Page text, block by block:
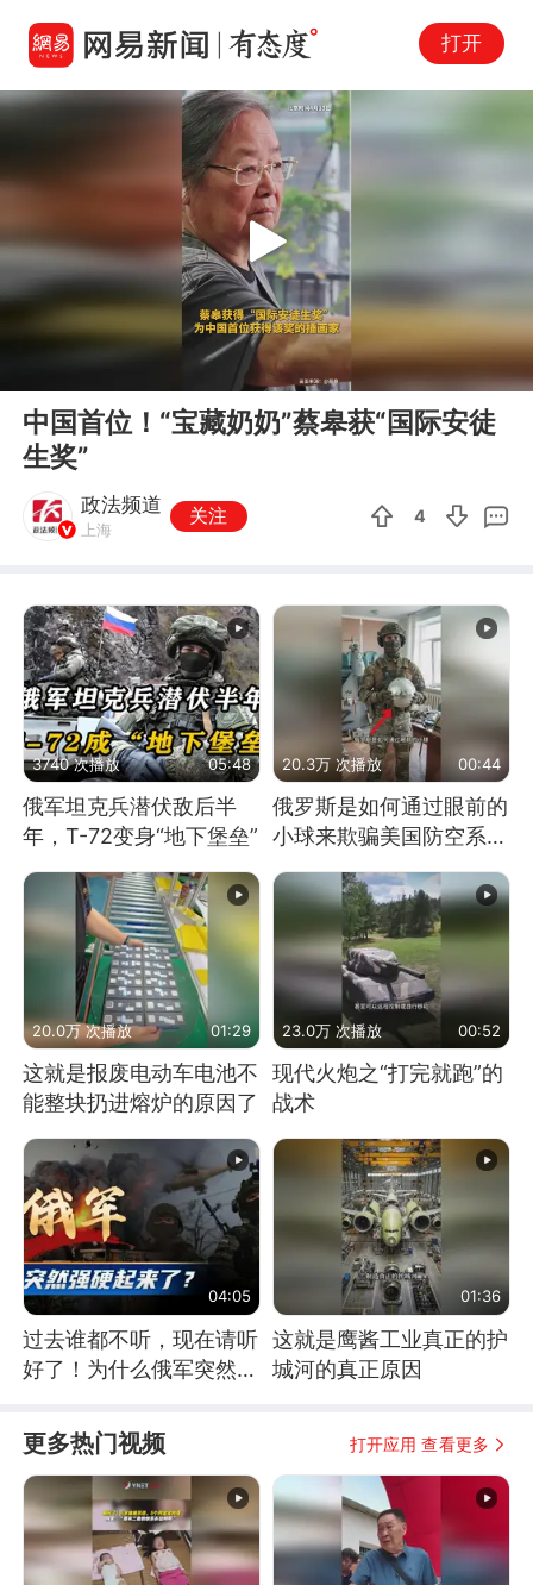
打开
Play
中国首位！“宝藏奶奶”蔡皋获“国际安徒
生奖”
政法频道
上海
关注 4
3740 次播放 05:48
俄军坦克兵潜伏敌后半
年，T-72变身“地下堡垒”
20.3万 次播放 00:44
俄罗斯是如何通过眼前的
小球来欺骗美国防空系统
的
20.0万 次播放 01:29
这就是报废电动车电池不
能整块扔进熔炉的原因了
23.0万 次播放 00:52
现代火炮之“打完就跑”的
战术
04:05
过去谁都不听，现在请听
好了！为什么俄军突然强
01:36
这就是鹰酱工业真正的护
城河的真正原因
更多热门视频 打开应用 查看更多